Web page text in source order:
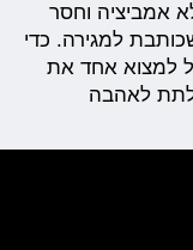
אמביציה וחסר
למגירה. כדי
למצוא אחד את
לאהבה